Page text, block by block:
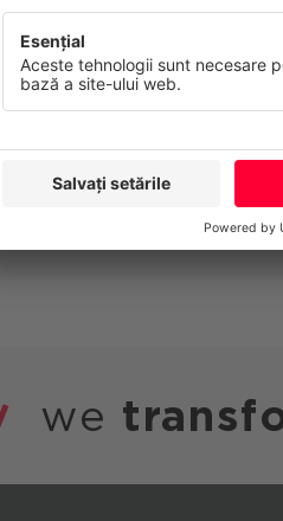
we